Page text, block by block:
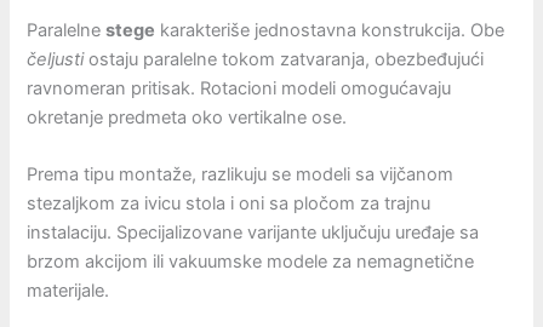
Paralelnestege karakteriše jednostavna konstrukcija. Obe
čeljustiostaju paralelne tokom zatvaranja, obezbeđujući
ravnomeran pritisak. Rotacioni modeli omogućavaju
okretanje predmeta oko vertikalne ose.
Prema tipu montaže, razlikuju se modeli sa vijčanom
stezaljkom za ivicu stola i oni sa pločom za trajnu
instalaciju. Specijalizovane varijante uključuju uređaje sa
brzom akcijom ili vakuumske modele za nemagnetične
materijale.